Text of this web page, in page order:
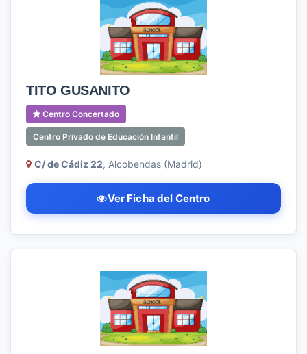
TITO GUSANITO
Centro Concertado
Centro Privado de Educación Infantil
C/ de Cádiz 22, Alcobendas (Madrid)
Ver Ficha del Centro